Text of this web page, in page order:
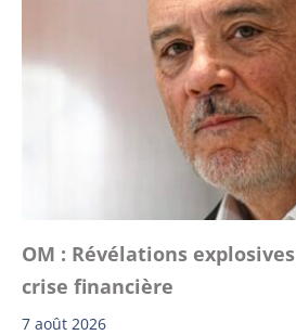
OM : Révélations
crise financière
7 août 2026